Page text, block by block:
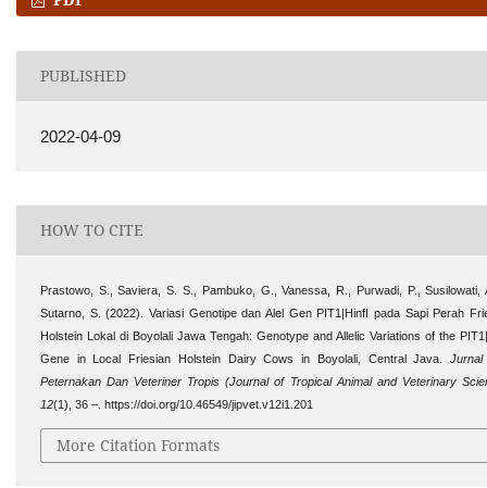
PUBLISHED
2022-04-09
HOW TO CITE
Prastowo, S., Saviera, S. S., Pambuko, G., Vanessa, R., Purwadi, P., Susilowati,
Sutarno, S. (2022). Variasi Genotipe dan Alel Gen PIT1|HinfI pada Sapi Perah
Holstein Lokal di Boyolali Jawa Tengah: Genotype and Allelic Variations of the
Gene in Local Friesian Holstein Dairy Cows in Boyolali, Central Java.Jurnal
Peternakan Dan Veteriner Tropis (Journal of Tropical Animal and Veterinary
12(1), 36 –. https://doi.org/10.46549/jipvet.v12i1.201
More Citation Formats